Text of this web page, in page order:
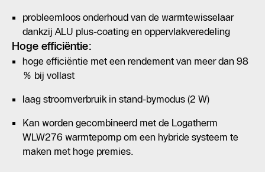
probleemloos onderhoud van de warmtewisselaar
dankzij ALU plus-coating en oppervlakveredeling
Hoge efficiëntie:
hoge efficiëntie met een rendement van meer dan 98
% bij vollast
laag stroomverbruik in stand-bymodus (2 W)
Kan worden gecombineerd met de Logatherm
WLW276 warmtepomp om een hybride systeem te
maken met hoge premies.